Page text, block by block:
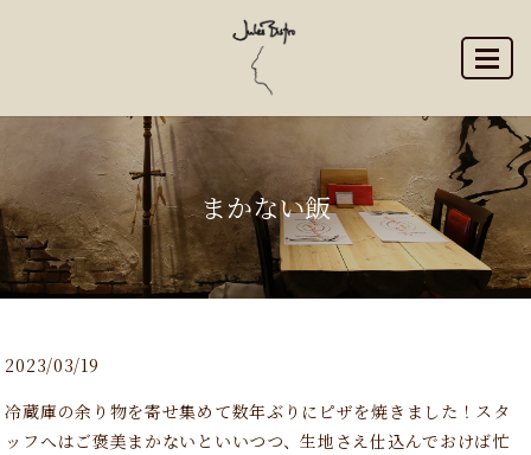
まかない飯
2023/03/19
冷蔵庫の余り物を寄せ集めて数年ぶりにピザを焼きました！スタ
ッフへはご褒美まかないといいつつ、生地さえ仕込んでおけば忙